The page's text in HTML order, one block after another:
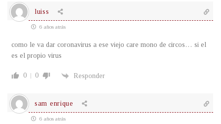
luiss
6 años atrás
como le va dar coronavirus a ese viejo care mono de circos… si el
es el propio virus
0 0 Responder
sam enrique
6 años atrás